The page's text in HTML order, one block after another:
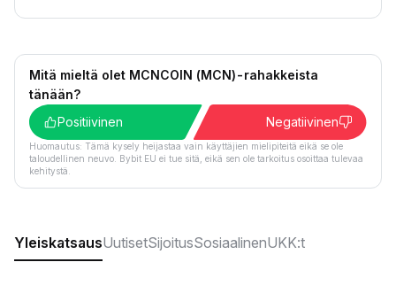
Mitä mieltä olet MCNCOIN (MCN)-rahakkeista
tänään?
Positiivinen
Negatiivinen
Huomautus: Tämä kysely heijastaa vain käyttäjien mielipiteitä eikä se ole
taloudellinen neuvo. Bybit EU ei tue sitä, eikä sen ole tarkoitus osoittaa tulevaa
kehitystä.
YleiskatsausUutisetSijoitusSosiaalinenUKK:t